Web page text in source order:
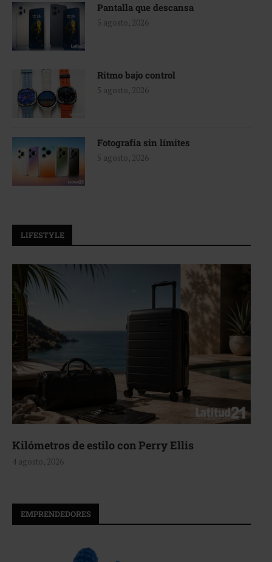
Pantalla que descansa
5 agosto, 2026
Ritmo bajo control
5 agosto, 2026
Fotografía sin límites
5 agosto, 2026
LIFESTYLE
Kilómetros de estilo con Perry Ellis
4 agosto, 2026
EMPRENDEDORES